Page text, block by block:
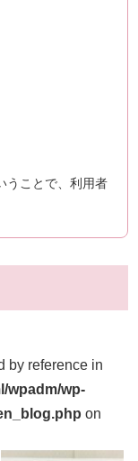
うことで、利用者
by reference in
wpadm/wp-
on